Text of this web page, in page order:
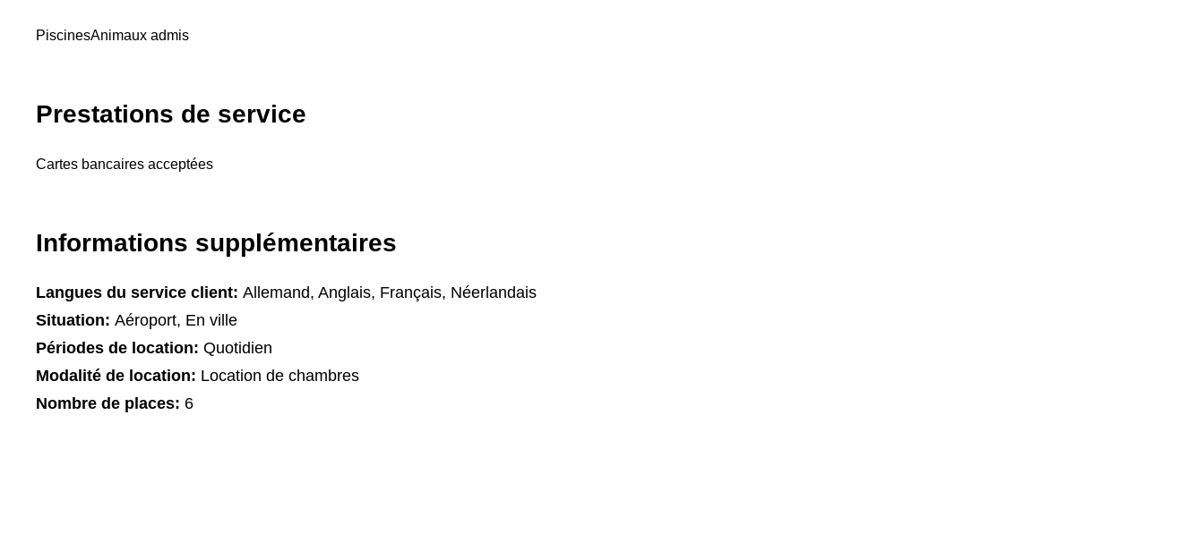
PiscinesAnimaux admis
Prestations de service
Cartes bancaires acceptées
Informations supplémentaires
Langues du service client: Allemand, Anglais, Français, Néerlandais
Situation: Aéroport, En ville
Périodes de location: Quotidien
Modalité de location: Location de chambres
Nombre de places: 6